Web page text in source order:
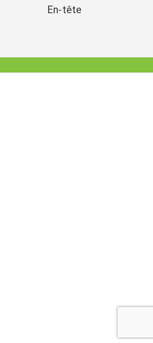
En-tête